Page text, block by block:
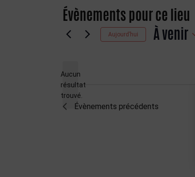
Évènements pour ce lieu
Notice
Aucun
résultat
trouvé.
Aujourd’hui À venir
Évènements précédents